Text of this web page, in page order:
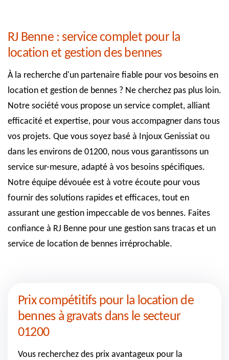
RJ Benne : service complet pour la
location et gestion des bennes
À la recherche d'un partenaire fiable pour vos besoins en
location et gestion de bennes ? Ne cherchez pas plus loin.
Notre société vous propose un service complet, alliant
efficacité et expertise, pour vous accompagner dans tous
vos projets. Que vous soyez basé à Injoux Genissiat ou
dans les environs de 01200, nous vous garantissons un
service sur-mesure, adapté à vos besoins spécifiques.
Notre équipe dévouée est à votre écoute pour vous
fournir des solutions rapides et efficaces, tout en
assurant une gestion impeccable de vos bennes. Faites
confiance à RJ Benne pour une gestion sans tracas et un
service de location de bennes irréprochable.
Prix compétitifs pour la location de
bennes à gravats dans le secteur
01200
Vous recherchez des prix avantageux pour la